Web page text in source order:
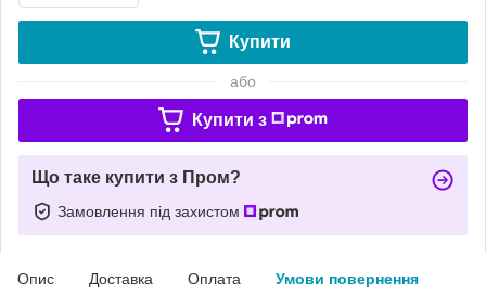
Купити
або
Купити з
Що таке купити з Пром?
Замовлення під захистом
Опис Доставка Оплата Умови повернення